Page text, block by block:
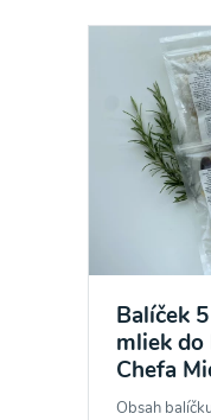
Balíček
mliek
Chefa
Obsah
Odber
Odoslaním
spracovaním
zasielania
prečítal(a)
údajova súhlasím